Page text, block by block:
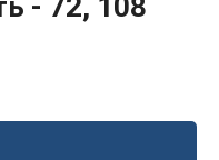
- 72, 108